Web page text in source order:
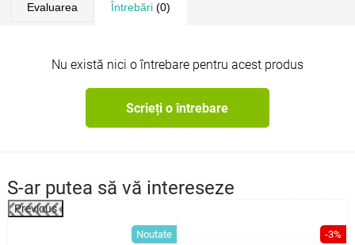
Evaluarea Întrebări(0)
Nu există nici o întrebare pentru acest produs
Scrieți o întrebare
S-ar putea să vă intereseze
Previous
Noutate -3%